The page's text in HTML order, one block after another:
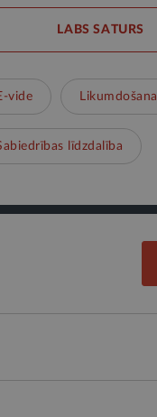
LABS SATURS
vide Likumdošana
līdzdalība